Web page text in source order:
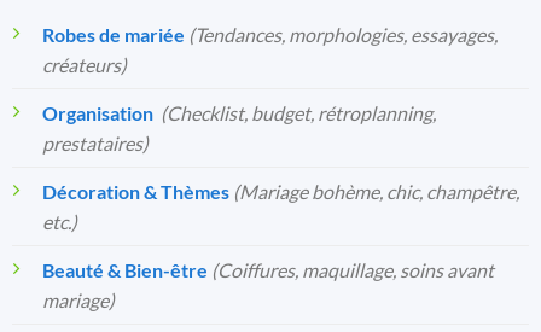
Robes de mariée (Tendances, morphologies, essayages,
créateurs)
Organisation️ (Checklist, budget, rétroplanning,
prestataires)
Décoration & Thèmes (Mariage bohème, chic, champêtre,
etc.)
Beauté & Bien-être (Coiffures, maquillage, soins avant
mariage)